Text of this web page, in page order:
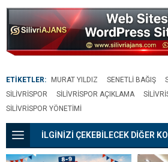
Çalık kimdir?
Mehmet Murat Çalık
kaç yaşında, nereli?
ETİKETLER: MURAT YILDIZ SENETLI BAĞIŞ
SILIVRISPOR
SILIVRISPOR AÇIKLAMA
SILIVRISPOR YÖNETIMI
İLGİNİZİ ÇEKEBİLECEK DİĞER